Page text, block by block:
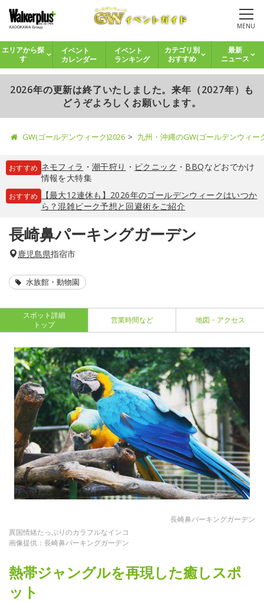
MENU
エリアから探
す
イベント
カレンダー
イベント
ランキング
カテゴリ別
おすすめ
最新
ニュース
2026年の更新は終了いたしました。来年（2027年）も
どうぞよろしくお願いします。
GW(ゴールデンウィーク)2026 九州・沖縄のGW(ゴールデンウィ
おすすめ ネモフィラ ・ 潮干狩り ・ ピクニック ・ BBQなどおでかけ
情報を大特集
おすすめ
【最大12連休も】2026年のゴールデンウィークはいつか
ら？混雑ピーク予想と回避術をご紹介
長崎鼻パーキングガーデン
鹿児島県指宿市
水族館・動物園
スポット詳細
トップ
営業時間など 地図・アクセス
長崎鼻パーキングガーデン
異国情緒たっぷりのカラフルなインコ
画像提供：長崎鼻パーキングガーデン
熱帯ジャングルを再現した癒しスポ
ット